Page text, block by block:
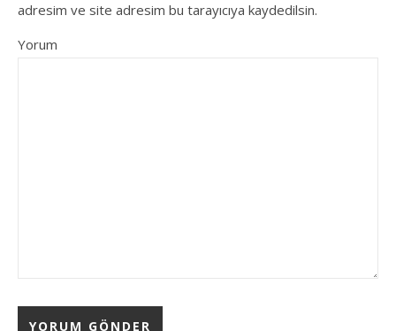
adresim ve site adresim bu tarayıcıya kaydedilsin.
Yorum